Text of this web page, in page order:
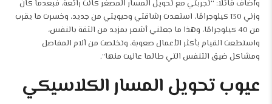
وأضاف قائلًا: “تجربتي مع تحويل المسار المصغر كانت رائعة، فبعدما كان
وزني 130 كيلوجرامًا، استعدت رشاقتي وحيويتي من جديد، وخسرت ما يقرب
من 40 كيلوجرامًا، وهذا ما جعلني أشعر بمزيد من الثقة بالنفس،
واستطعت القيام بأكثر الأعمال صعوبة، وتخلصت من آلام المفاصل
ومشاكل ضيق التنفس التي طالما عانيت منها”.
عيوب تحويل المسار الكلاسيكي